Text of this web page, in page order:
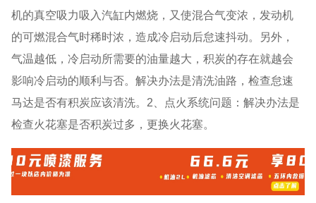
机的真空吸力吸入汽缸内燃烧，又使混合气变浓，发动机
的可燃混合气时稀时浓，造成冷启动后怠速抖动。另外，
气温越低，冷启动所需要的油量越大，积炭的存在就越会
影响冷启动的顺利与否。解决办法是清洗油路，检查怠速
马达是否有积炭应该清洗。2、点火系统问题：解决办法是
检查火花塞是否积炭过多，更换火花塞。